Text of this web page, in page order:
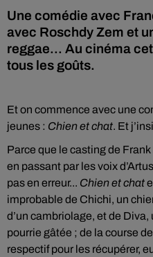
Une comédie avec
avec Roschdy Zem et
reggae... Au cinéma
tous les goûts.
Et on commence avec une
jeunes : Chien et chat. Et
Parce que le casting de
en passant par les voix
pas en erreur... Chien et chat
improbable de Chichi, un
d’un cambriolage, et de
pourrie gâtée ; de la course
respectif pour les récupérer,